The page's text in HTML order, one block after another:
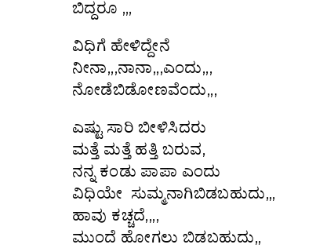
ಬಿದ್ದರೂ ,,,
ವಿಧಿಗೆ ಹೇಳಿದ್ದೇನೆ
ನೀನಾ,,,ನಾನಾ,,,ಎಂದು,,,
ನೋಡೆಬಿಡೋಣವೆಂದು,,,
ಎಷ್ಟು ಸಾರಿ ಬೀಳಿಸಿದರು
ಮತ್ತೆ ಮತ್ತೆ ಹತ್ತಿ ಬರುವ,
ನನ್ನ ಕಂಡು ಪಾಪಾ ಎಂದು
ವಿಧಿಯೇ ಸುಮ್ಮನಾಗಿಬಿಡಬಹುದು,,,
ಹಾವು ಕಚ್ಚದೆ,,,,
ಮುಂದೆ ಹೋಗಲು ಬಿಡಬಹುದು,,